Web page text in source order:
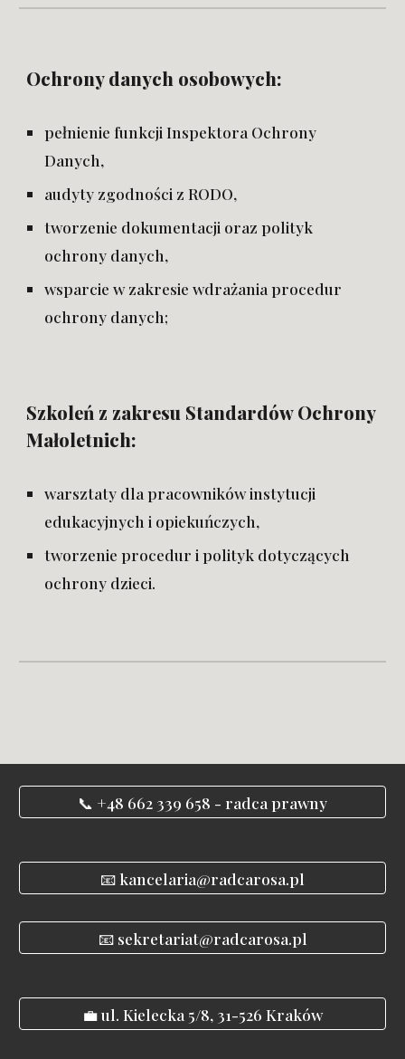
Ochrony danych osobowych:
pełnienie funkcji Inspektora Ochrony
Danych,
audyty zgodności z RODO,
tworzenie dokumentacji oraz polityk
ochrony danych,
wsparcie w zakresie wdrażania procedur
ochrony danych;
Szkoleń z zakresu Standardów Ochrony
Małoletnich:
warsztaty dla pracowników instytucji
edukacyjnych i opiekuńczych,
tworzenie procedur i polityk dotyczących
ochrony dzieci.
📞 +48 662 339 658 - radca prawny
📧 kancelaria@radcarosa.pl
📧 sekretariat@radcarosa.pl
💼 ul. Kielecka 5/8, 31-526 Kraków